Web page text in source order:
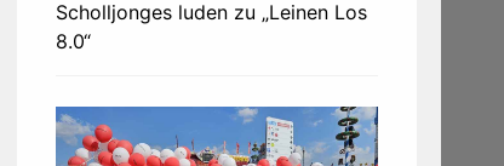
Scholljonges luden zu „Leinen Los
8.0“